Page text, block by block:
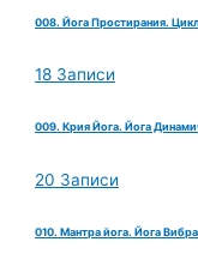
008. Йога Простирания.
18 Записи
009. Крия Йога. Йога
20 Записи
010. Мантра йога. Йога